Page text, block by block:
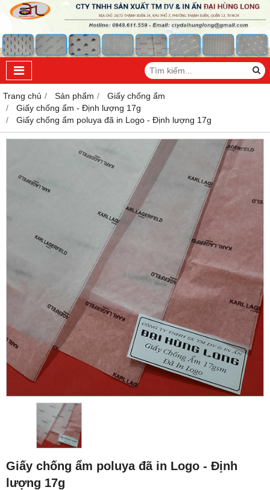
Trang chủ Sản phẩm
Giấy chống ẩm
Giấy chống ẩm - Định lượng 17g
Giấy chống ẩm poluya đã in Logo - Định lượng 17g
Giấy chống ẩm poluya đã in Logo - Định
lượng 17g